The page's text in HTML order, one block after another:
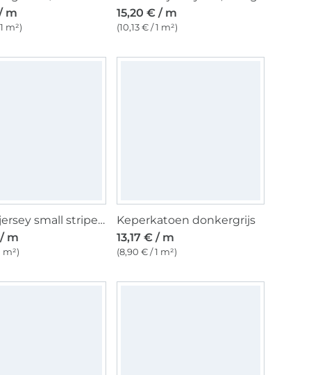
m
m²)
15,20 € / m
(10,13 € / 1 m²)
Katoenjersey small stripes, grijs
m
m²)
Keperkatoen donkergrijs
13,17 € / m
(8,90 € / 1 m²)